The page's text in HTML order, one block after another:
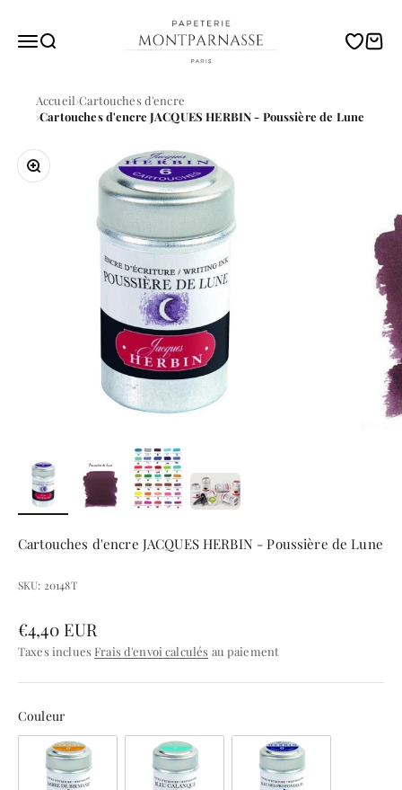
MenuRecherche
Papeterie Montparnasse
Accueil Cartouches d'encre
Cartouches d'encre JACQUES HERBIN - Poussière de Lune
Zoomer sur l'image
Cartouches d'encre JACQUES HERBIN - Poussière de Lune
SKU: 20148T
Prix de vente
€4,40 EUR
Taxes inclues Frais d'envoi calculés au paiement
CouleurCouleur